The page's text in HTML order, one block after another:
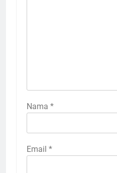
Nama *
Email *